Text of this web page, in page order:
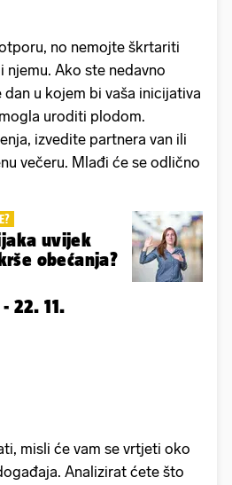
no nemojte škrtariti
njemu. Ako ste nedavno
dan u kojem bi vaša inicijativa
uroditi plodom.
izvedite partnera van ili
večeru. Mlađi će se odlično
uvijek
obećanja?
22. 11.
misli će vam se vrtjeti oko
Analizirat ćete što